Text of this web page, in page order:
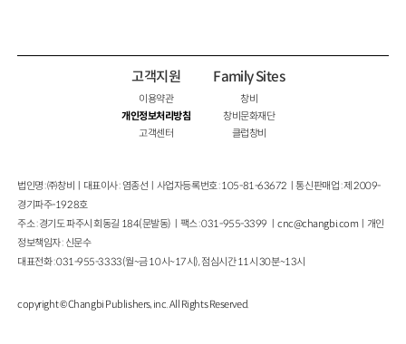
고객지원
이용약관
개인정보처리방침
고객센터
Family Sites
창비
창비문화재단
클럽창비
법인명 : ㈜창비ㅣ대표이사 : 염종선ㅣ사업자등록번호 : 105-81-63672ㅣ통신판매업 : 제 2009-
경기파주-1928호
주소 : 경기도 파주시 회동길 184(문발동)ㅣ팩스 : 031-955-3399 ㅣcnc@changbi.com ㅣ개인
정보책임자 : 신문수
대표전화 : 031-955-3333(월~금 10시~17시), 점심시간 11시 30분~13시
copyright © Changbi Publishers, inc. All Rights Reserved.